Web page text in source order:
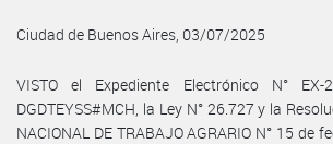
Ciudad de Buenos Aires, 03/07/2025
VISTO el Expediente Electrónico N° EX-
DGDTEYSS#MCH, la Ley N° 26.727 y la
NACIONAL DE TRABAJO AGRARIO N° 15 de